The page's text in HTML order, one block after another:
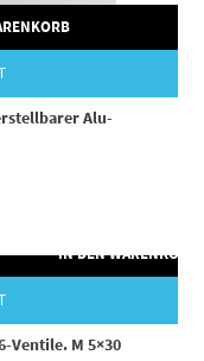
Alu-
IN DEN WARENKORB
Ventile. M 5×30